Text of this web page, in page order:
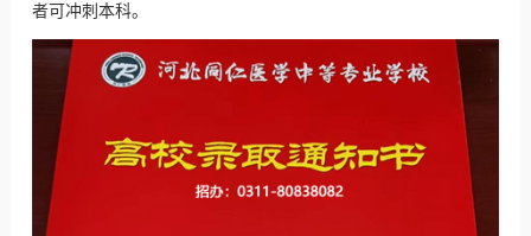
者可冲刺本科。